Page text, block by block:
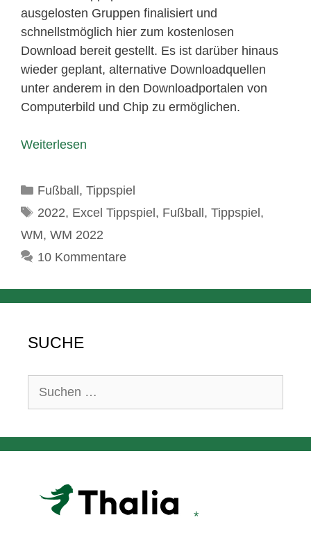
ausgelosten Gruppen finalisiert und
schnellstmöglich hier zum kostenlosen
Download bereit gestellt. Es ist darüber hinaus
wieder geplant, alternative Downloadquellen
unter anderem in den Downloadportalen von
Computerbild und Chip zu ermöglichen.
Weiterlesen
Kategorien
Fußball , Tippspiel
Schlagwörter
2022, Excel Tippspiel , Fußball , Tippspiel ,
WM, WM 2022
10 Kommentare
SUCHE
Suchen